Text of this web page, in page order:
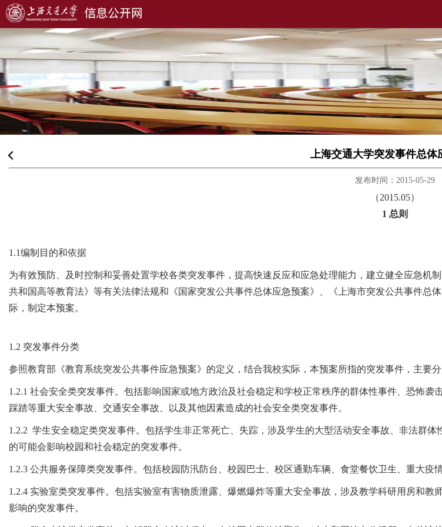
上海交通大学突发事件总体
发布时间：2015-05-29
（2015.05）
1 总则
1.1编制目的和依据
为有效预防、及时控制和妥善处置学校各类突发事件，提高快速反应和应急处理能力，建立健全应急
共和国高等教育法》等有关法律法规和《国家突发公共事件总体应急预案》、《上海市突发公共事件总
际，制定本预案。
1.2 突发事件分类
参照教育部《教育系统突发公共事件应急预案》的定义，结合我校实际，本预案所指的突发事件，主要分
1.2.1 社会安全类突发事件。包括影响国家或地方政治及社会稳定和学校正常秩序的群体性事件、恐怖
踩踏等重大安全事故、交通安全事故、以及其他因素造成的社会安全类突发事件。
1.2.2 学生安全稳定类突发事件。包括学生非正常死亡、失踪，涉及学生的大型活动安全事故、非法群
的可能会影响校园和社会稳定的突发事件。
1.2.3 公共服务保障类突发事件。包括校园防汛防台、校园巴士、校区通勤车辆、食堂餐饮卫生、重大疫
1.2.4 实验室类突发事件。包括实验室有害物质泄露、爆燃爆炸等重大安全事故，涉及教学科研用房和
影响的突发事件。